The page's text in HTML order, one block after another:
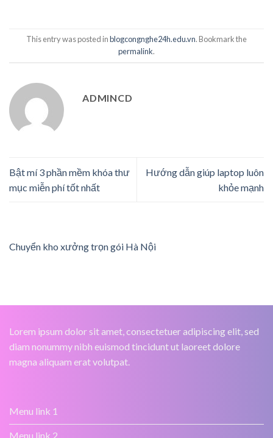
This entry was posted inblogcongnghe24h.edu.vn. Bookmark the
permalink.
ADMINCD
Bật mí 3 phần mềm khóa thư
mục miễn phí tốt nhất
Hướng dẫn giúp laptop luôn
khỏe mạnh
Chuyển kho xưởng trọn gói Hà Nội
Lorem ipsum dolor sit amet, consectetuer adipiscing elit, sed
diam nonummy nibh euismod tincidunt ut laoreet dolore
magna aliquam erat volutpat.
Menu link 1
Menu link 2